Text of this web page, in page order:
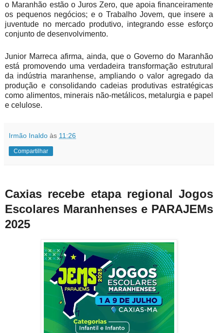
o Maranhão estão o Juros Zero, que apoia financeiramente
os pequenos negócios; e o Trabalho Jovem, que insere a
juventude no mercado produtivo, integrando esse esforço
conjunto de desenvolvimento.
Junior Marreca afirma, ainda, que o Governo do Maranhão
está promovendo uma verdadeira transformação estrutural
da indústria maranhense, ampliando o valor agregado da
produção e consolidando cadeias produtivas estratégicas
como alimentos, minerais não-metálicos, metalurgia e papel
e celulose.
Irmão Inaldo às 11:26
Compartilhar
Caxias recebe etapa regional Jogos
Escolares Maranhenses e PARAJEMs
2025